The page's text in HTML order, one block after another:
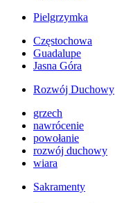
Pielgrzymka
Częstochowa
Guadalupe
Jasna Góra
Rozwój Duchowy
grzech
nawrócenie
powołanie
rozwój duchowy
wiara
Sakramenty